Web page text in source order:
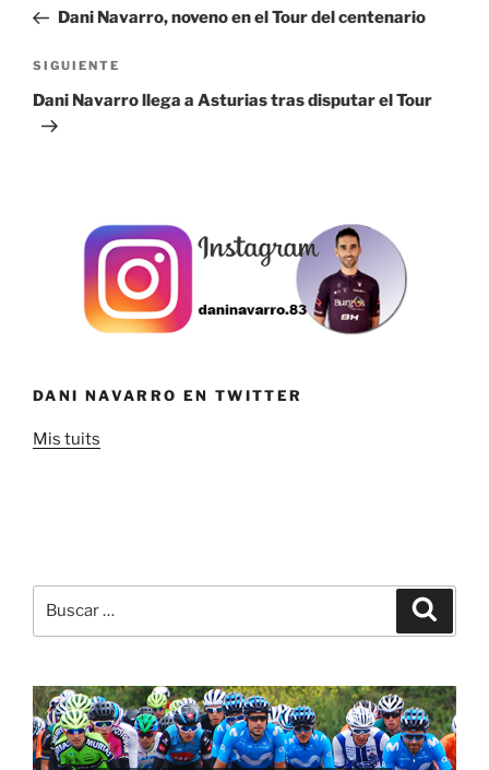
entradas
anterior:
Dani Navarro, noveno en el Tour del centenario
Siguiente
entrada
SIGUIENTE
Dani Navarro llega a Asturias tras disputar el Tour
DANI NAVARRO EN TWITTER
Mis tuits
por: